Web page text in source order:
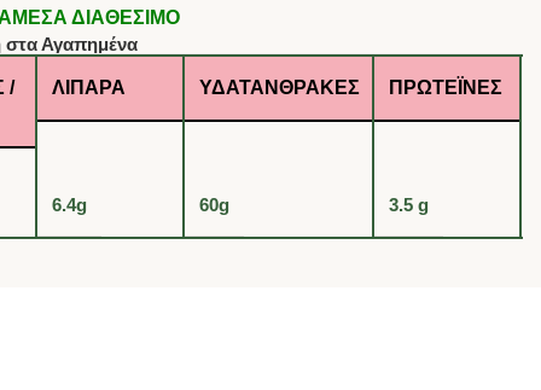
ΑΜΕΣΑ ΔΙΑΘΕΣΙΜΟ
Αγαπημένα
/ ΛΙΠΑΡΆ
6.4g
ΥΔΑΤΆΝΘΡΑΚΕΣ
60g
ΠΡΩΤΕΪ́ΝΕΣ
3.5 g